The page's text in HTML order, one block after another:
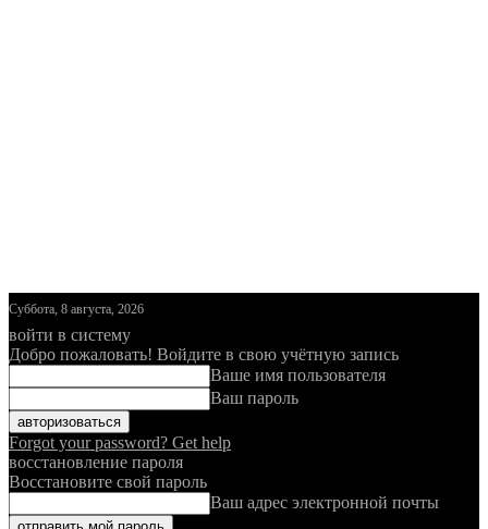
Суббота, 8 августа, 2026
войти в систему
Добро пожаловать! Войдите в свою учётную запись
Ваше имя пользователя
Ваш пароль
Forgot your password? Get help
восстановление пароля
Восстановите свой пароль
Ваш адрес электронной почты